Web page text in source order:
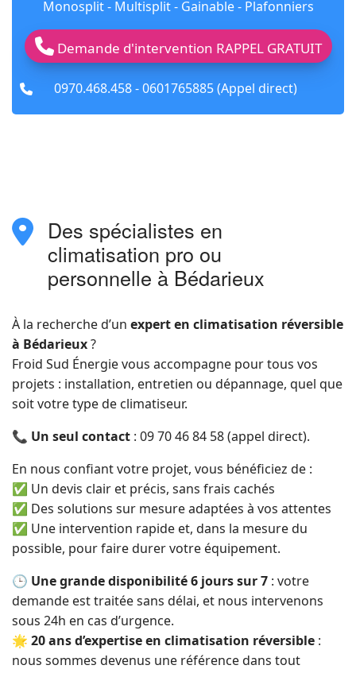
Monosplit - Multisplit - Gainable - Plafonniers
Demande d'intervention RAPPEL GRATUIT
fas
0970.468.458 - 0601765885 (Appel direct)
fas
location-
dot
Des spécialistes en
climatisation pro ou
personnelle à Bédarieux
À la recherche d’un expert en climatisation réversible
à Bédarieux?
Froid Sud Énergie vous accompagne pour tous vos
projets : installation, entretien ou dépannage, quel que
soit votre type de climatiseur.
📞 Un seul contact : 09 70 46 84 58 (appel direct).
En nous confiant votre projet, vous bénéficiez de :
✅ Un devis clair et précis, sans frais cachés
✅ Des solutions sur mesure adaptées à vos attentes
✅ Une intervention rapide et, dans la mesure du
possible, pour faire durer votre équipement.
🕒 Une grande disponibilité 6 jours sur 7 : votre
demande est traitée sans délai, et nous intervenons
sous 24h en cas d’urgence.
🌟 20 ans d’expertise en climatisation réversible :
nous sommes devenus une référence dans tout